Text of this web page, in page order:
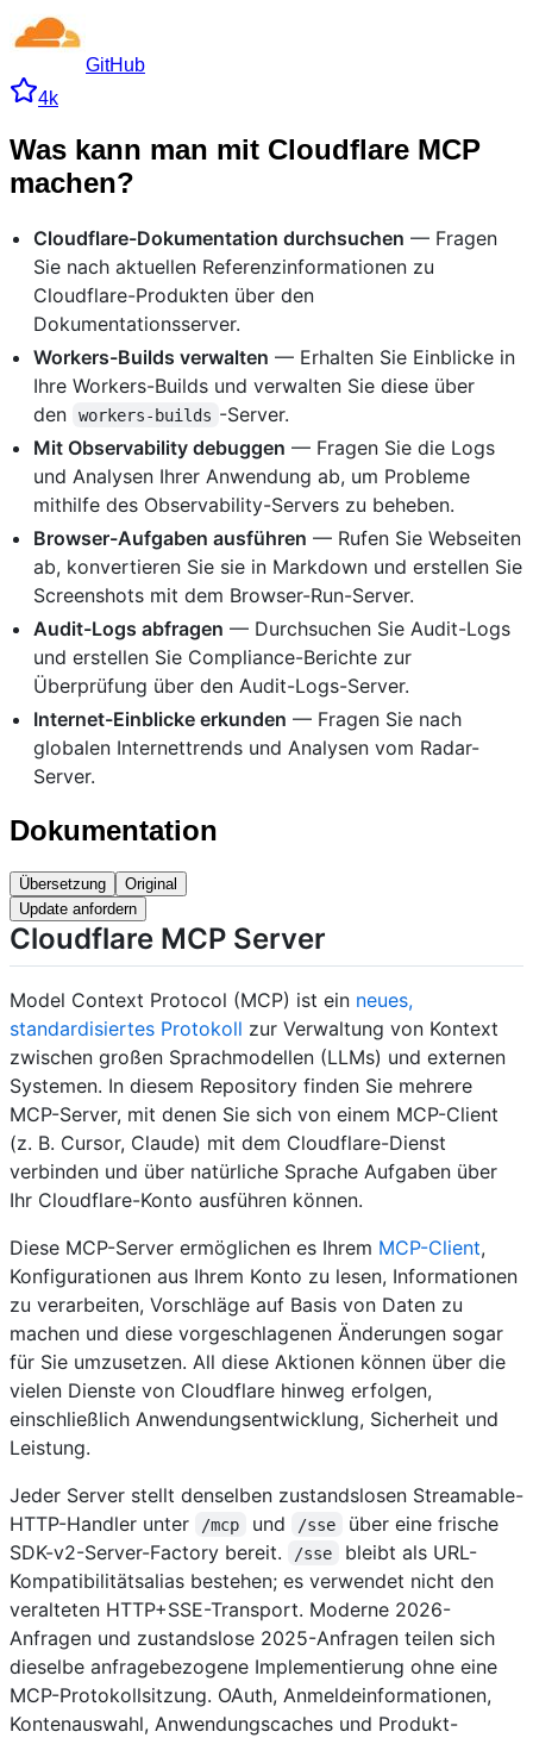
GitHub
4k
Was kann man mit Cloudflare MCP
machen?
Cloudflare-Dokumentation durchsuchen — Fragen
Sie nach aktuellen Referenzinformationen zu
Cloudflare-Produkten über den
Dokumentationsserver.
Workers-Builds verwalten — Erhalten Sie Einblicke in
Ihre Workers-Builds und verwalten Sie diese über
den
workers-builds -Server.
Mit Observability debuggen — Fragen Sie die Logs
und Analysen Ihrer Anwendung ab, um Probleme
mithilfe des Observability-Servers zu beheben.
Browser-Aufgaben ausführen — Rufen Sie Webseiten
ab, konvertieren Sie sie in Markdown und erstellen Sie
Screenshots mit dem Browser-Run-Server.
Audit-Logs abfragen — Durchsuchen Sie Audit-Logs
und erstellen Sie Compliance-Berichte zur
Überprüfung über den Audit-Logs-Server.
Internet-Einblicke erkunden — Fragen Sie nach
globalen Internettrends und Analysen vom Radar-
Server.
Dokumentation
Übersetzung
Original
Update anfordern
Cloudflare MCP Server
Model Context Protocol (MCP) ist ein neues,
standardisiertes Protokoll zur Verwaltung von Kontext
zwischen großen Sprachmodellen (LLMs) und externen
Systemen. In diesem Repository finden Sie mehrere
MCP-Server, mit denen Sie sich von einem MCP-Client
(z. B. Cursor, Claude) mit dem Cloudflare-Dienst
verbinden und über natürliche Sprache Aufgaben über
Ihr Cloudflare-Konto ausführen können.
Diese MCP-Server ermöglichen es Ihrem MCP-Client,
Konfigurationen aus Ihrem Konto zu lesen, Informationen
zu verarbeiten, Vorschläge auf Basis von Daten zu
machen und diese vorgeschlagenen Änderungen sogar
für Sie umzusetzen. All diese Aktionen können über die
vielen Dienste von Cloudflare hinweg erfolgen,
einschließlich Anwendungsentwicklung, Sicherheit und
Leistung.
Jeder Server stellt denselben zustandslosen Streamable-
HTTP-Handler unter
/mcp und /sse
über eine frische
SDK-v2-Server-Factory bereit.
/sse
bleibt als URL-
Kompatibilitätsalias bestehen; es verwendet nicht den
veralteten HTTP+SSE-Transport. Moderne 2026-
Anfragen und zustandslose 2025-Anfragen teilen sich
dieselbe anfragebezogene Implementierung ohne eine
MCP-Protokollsitzung. OAuth, Anmeldeinformationen,
Kontenauswahl, Anwendungscaches und Produkt-